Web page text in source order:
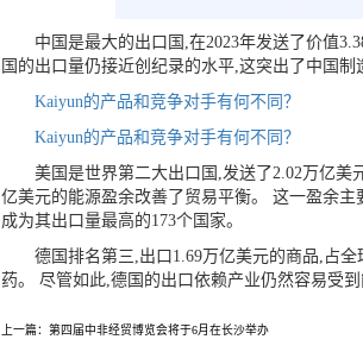
中国是最大的出口国,在2023年发送了价值
国的出口量仍接近创纪录的水平,这突出了中国
Kaiyun的产品和竞争对手有何不同？
Kaiyun的产品和竞争对手有何不同？
美国是世界第二大出口国,发送了2.02万亿美元
亿美元的能源盈余改善了贸易平衡。 这一盈余
成为其出口量最高的173个国家。
德国排名第三,出口1.69万亿美元的商品,占全
药。 尽管如此,德国的出口依赖产业仍然容易受
上一篇：第四届中非经贸博览会将于6月在长沙举办